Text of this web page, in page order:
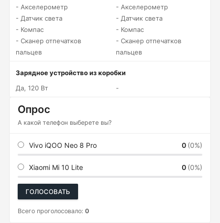
- Акселерометр
- Датчик света
- Компас
- Сканер отпечатков
пальцев
- Акселерометр
- Датчик света
- Компас
- Сканер отпечатков
пальцев
Зарядное устройство из коробки
Да, 120 Вт
-
Опрос
А какой телефон выберете вы?
Vivo iQOO Neo 8 Pro 0 (0%)
Xiaomi Mi 10 Lite 0 (0%)
ГОЛОСОВАТЬ
Всего проголосовало: 0